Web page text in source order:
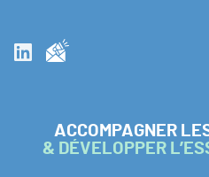
Suivez nous sur Linkedin
ACCOMPAGNER
& DÉVELOPPER